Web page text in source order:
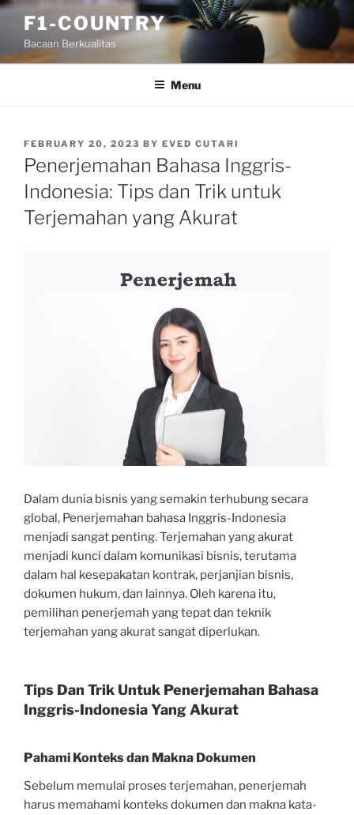
Skip
content
F1-COUNTRY
Bacaan Berkualitas
Menu
POSTED
ON
FEBRUARY 20, 2023 BY EVED CUTARI
Penerjemahan Bahasa Inggris-
Indonesia: Tips dan Trik untuk
Terjemahan yang Akurat
Dalam dunia bisnis yang semakin terhubung secara
global, Penerjemahan bahasa Inggris-Indonesia
menjadi sangat penting. Terjemahan yang akurat
menjadi kunci dalam komunikasi bisnis, terutama
dalam hal kesepakatan kontrak, perjanjian bisnis,
dokumen hukum, dan lainnya. Oleh karena itu,
pemilihan penerjemah yang tepat dan teknik
terjemahan yang akurat sangat diperlukan.
Tips Dan Trik Untuk Penerjemahan Bahasa
Inggris-Indonesia Yang Akurat
Pahami Konteks dan Makna Dokumen
Sebelum memulai proses terjemahan, penerjemah
harus memahami konteks dokumen dan makna kata-